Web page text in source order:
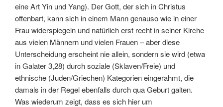
eine Art Yin und Yang). Der Gott, der sich in Christus
offenbart, kann sich in einem Mann genauso wie in einer
Frau widerspiegeln und natürlich erst recht in seiner Kirche
aus vielen Männern und vielen Frauen – aber diese
Unterscheidung erscheint nie allein, sondern sie wird (etwa
in Galater 3,28) durch soziale (Sklaven/Freie) und
ethnische (Juden/Griechen) Kategorien eingerahmt, die
damals in der Regel ebenfalls durch qua Geburt galten.
Was wiederum zeigt, dass es sich hier um